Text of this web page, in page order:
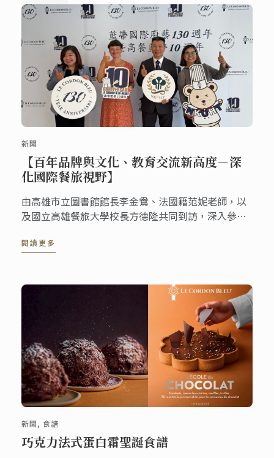
新聞
【百年品牌與文化、教育交流新高度－深
化國際餐旅視野】
由高雄市立圖書館館長李金鴦、法國籍范妮老師，以
及國立高雄餐旅大學校長方德隆共同到訪，深入參觀
閱讀更多
新聞, 食譜
巧克力法式蛋白霜聖誕食譜